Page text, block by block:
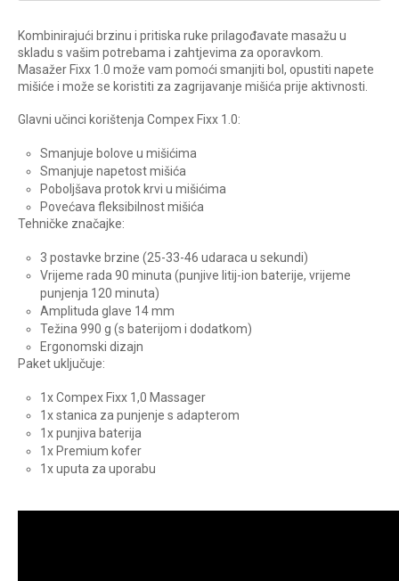
Kombinirajući brzinu i pritiska ruke prilagođavate masažu u
skladu s vašim potrebama i zahtjevima za oporavkom.
Masažer Fixx 1.0 može vam pomoći smanjiti bol, opustiti napete
mišiće i može se koristiti za zagrijavanje mišića prije aktivnosti.
Glavni učinci korištenja Compex Fixx 1.0:
Smanjuje bolove u mišićima
Smanjuje napetost mišića
Poboljšava protok krvi u mišićima
Povećava fleksibilnost mišića
Tehničke značajke:
3 postavke brzine (25-33-46 udaraca u sekundi)
Vrijeme rada 90 minuta (punjive litij-ion baterije, vrijeme
punjenja 120 minuta)
Amplituda glave 14 mm
Težina 990 g (s baterijom i dodatkom)
Ergonomski dizajn
Paket uključuje:
1x Compex Fixx 1,0 Massager
1x stanica za punjenje s adapterom
1x punjiva baterija
1x Premium kofer
1x uputa za uporabu